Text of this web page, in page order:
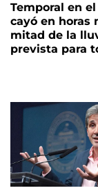
Temporal en el
cayó en horas
mitad de la
prevista para